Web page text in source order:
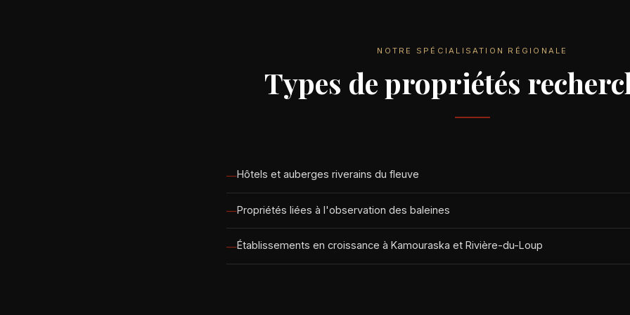
NOTRE SPÉCIALISATION RÉGIONALE
Types de propriétés
Hôtels et auberges riverains du fleuve
Propriétés liées à l'observation des baleines
Établissements en croissance à Kamouraska et Rivière-du-Loup